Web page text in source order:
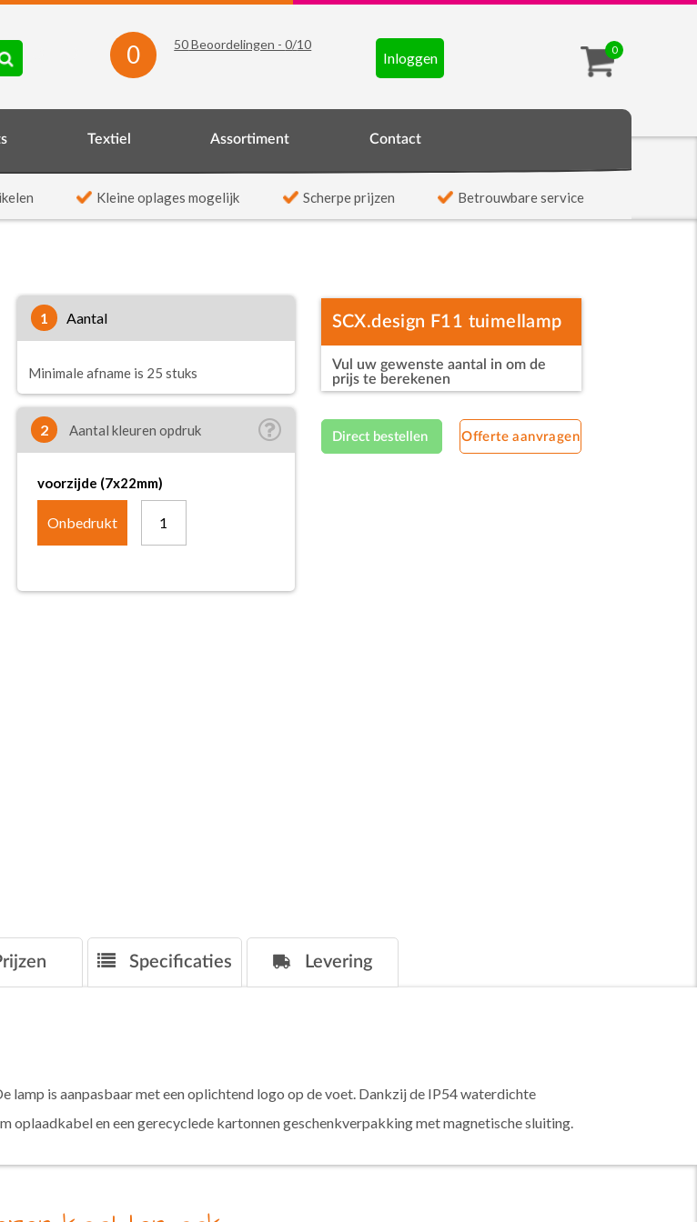
0
Inloggen
0 50Beoordelingen -0/10
Textiel Assortiment Contact
Kleine oplages mogelijk Scherpe prijzen Betrouwbare service
1 aantal
Minimale afname is 25 stuks
2 Aantal kleuren opdruk
voorzijde (7x22mm)
Onbedrukt 1
SCX.design F11 tuimellamp
Vul uw gewenste aantal in om de
prijs te berekenen
Direct bestellen Offerte aanvragen
Specificaties Levering
is aanpasbaar met een oplichtend logo op de voet. Dankzij de IP54 waterdichte
oplaadkabel en een gerecyclede kartonnen geschenkverpakking met magnetische sluiting.